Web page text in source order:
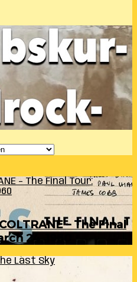
– The Final Tour:
– The Final
24, 1960
Last Sky